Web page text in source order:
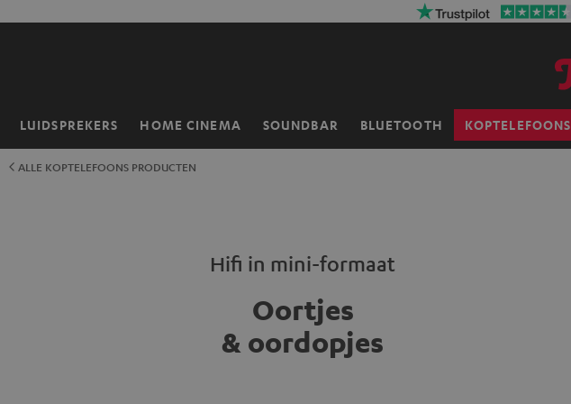
LUIDSPREKERS HOME CINEMA SOUNDBAR BLUETOOTH KOPTELEFOONS
Home
ALLE KOPTELEFOONS PRODUCTEN
Hifi in mini-formaat
Oortjes
& oordopjes